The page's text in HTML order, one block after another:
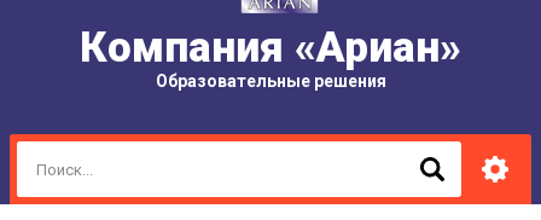
Компания «Ариан»
Образовательные решения